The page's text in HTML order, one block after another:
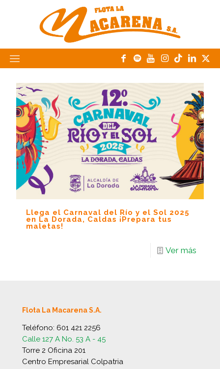
Llega el Carnaval del Río y el Sol 2025
en La Dorada, Caldas ¡Prepara tus
maletas!
Ver más
Flota La Macarena S.A.
Teléfono: 601 421 2256
Calle 127 A No. 53 A - 45
Torre 2 Oficina 201
Centro Empresarial Colpatria